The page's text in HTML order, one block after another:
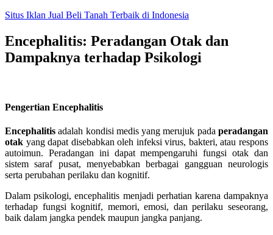
Skip
content
Situs Iklan Jual Beli Tanah Terbaik di Indonesia
Encephalitis: Peradangan Otak dan
Dampaknya terhadap Psikologi
Pengertian Encephalitis
Encephalitis adalah kondisi medis yang merujuk pada peradangan
otak yang dapat disebabkan oleh infeksi virus, bakteri, atau respons
autoimun. Peradangan ini dapat mempengaruhi fungsi otak dan
sistem saraf pusat, menyebabkan berbagai gangguan neurologis
serta perubahan perilaku dan kognitif.
Dalam psikologi, encephalitis menjadi perhatian karena dampaknya
terhadap fungsi kognitif, memori, emosi, dan perilaku seseorang,
baik dalam jangka pendek maupun jangka panjang.